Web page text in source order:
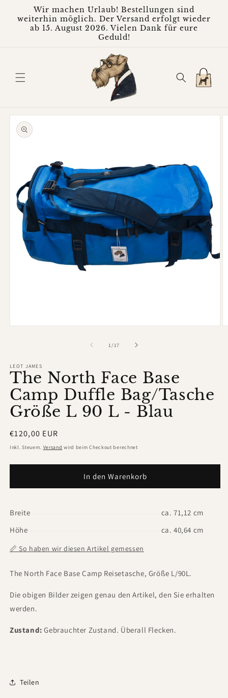
Inhalt
Wir machen Urlaub! Bestellungen sind
weiterhin möglich. Der Versand erfolgt wieder
ab 15. August 2026. Vielen Dank für eure
Geduld!
Warenkorb
1 /von
17
LEOT JAMES
The North Face Base
Camp Duffle Bag/Tasche
Größe L 90 L - Blau
Normaler
Preis
€120,00 EUR
Inkl. Steuern. Versand wird beim Checkout berechnet
In den Warenkorb
Breite
ca. 71,12 cm
Höhe
ca. 40,64 cm
📏 So haben wir diesen Artikel gemessen
The North Face Base Camp Reisetasche, Größe L/90L.
Die obigen Bilder zeigen genau den Artikel, den Sie erhalten
werden.
Zustand: Gebrauchter Zustand. Überall Flecken.
Teilen